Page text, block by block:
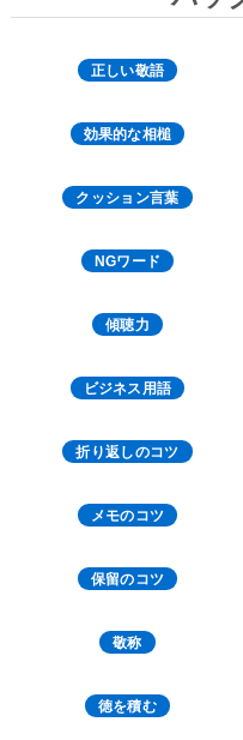
正しい敬語
効果的な相槌
クッション言葉
NGワード
傾聴力
ビジネス用語
折り返しのコツ
メモのコツ
保留のコツ
敬称
徳を積む